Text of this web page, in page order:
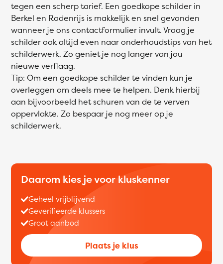
tegen een scherp tarief. Een goedkope schilder in
Berkel en Rodenrijs is makkelijk en snel gevonden
wanneer je ons contactformulier invult. Vraag je
schilder ook altijd even naar onderhoudstips van het
schilderwerk. Zo geniet je nog langer van jou
nieuwe verflaag.
Tip: Om een goedkope schilder te vinden kun je
overleggen om deels mee te helpen. Denk hierbij
aan bijvoorbeeld het schuren van de te verven
oppervlakte. Zo bespaar je nog meer op je
schilderwerk.
Daarom kies je voor kluskenner
Geheel vrijblijvend
Geverifieerde klussers
Groot aanbod
Plaats je klus